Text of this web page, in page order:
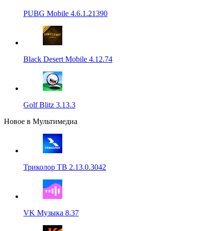
PUBG Mobile 4.6.1.21390
Black Desert Mobile 4.12.74
Golf Blitz 3.13.3
Новое в Мультимедиа
Триколор ТВ 2.13.0.3042
VK Музыка 8.37